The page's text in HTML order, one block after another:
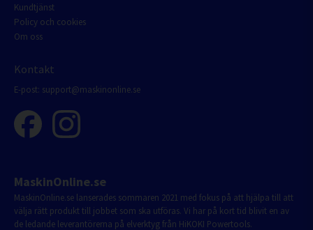
Kundtjänst
Policy och cookies
Om oss
Kontakt
E-post: support@maskinonline.se
MaskinOnline.se
MaskinOnline.se lanserades sommaren 2021 med fokus på att hjälpa till att
välja rätt produkt till jobbet som ska utföras. Vi har på kort tid blivit en av
de ledande leverantörerna på elverktyg från HiKOKI Powertools.